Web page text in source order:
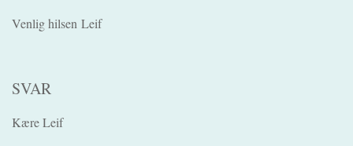
Venlig hilsen Leif
SVAR
Kære Leif